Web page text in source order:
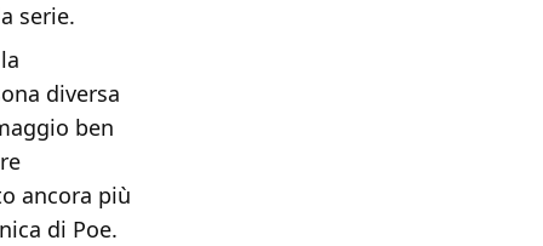
serie.
diversa
ben
ancora più
di Poe.